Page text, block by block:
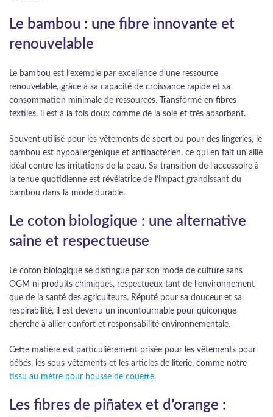
Le bambou : une fibre innovante et
renouvelable
Le bambou est l’exemple par excellence d’une ressource
renouvelable, grâce à sa capacité de croissance rapide et sa
consommation minimale de ressources. Transformé en fibres
textiles, il est à la fois doux comme de la soie et très absorbant.
Souvent utilisé pour les vêtements de sport ou pour des lingeries, le
bambou est hypoallergénique et antibactérien, ce qui en fait un allié
idéal contre les irritations de la peau. Sa transition de l’accessoire à
la tenue quotidienne est révélatrice de l’impact grandissant du
bambou dans la mode durable.
Le coton biologique : une alternative
saine et respectueuse
Le coton biologique se distingue par son mode de culture sans
OGM ni produits chimiques, respectueux tant de l’environnement
que de la santé des agriculteurs. Réputé pour sa douceur et sa
respirabilité, il est devenu un incontournable pour quiconque
cherche à allier confort et responsabilité environnementale.
Cette matière est particulièrement prisée pour les vêtements pour
bébés, les sous-vêtements et les articles de literie, comme notre
tissu au mètre pour housse de couette.
Les fibres de piñatex et d’orange :